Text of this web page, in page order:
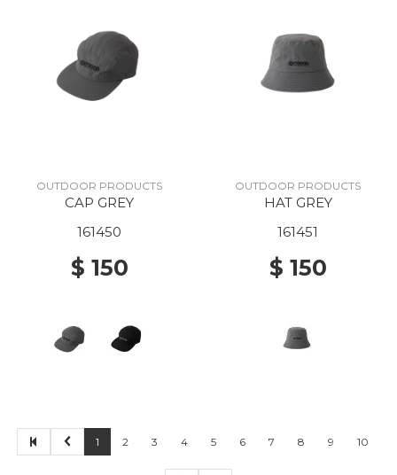
OUTDOOR PRODUCTS
CAP GREY
161450
$ 150
OUTDOOR PRODUCTS
HAT GREY
161451
$ 150
1 2 3 4 5 6 7 8 9 10